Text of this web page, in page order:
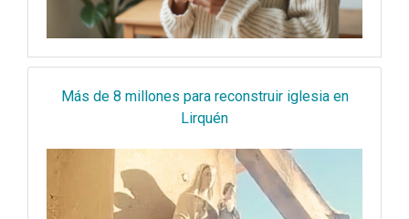
Más de 8 millones para reconstruir iglesia en
Lirquén